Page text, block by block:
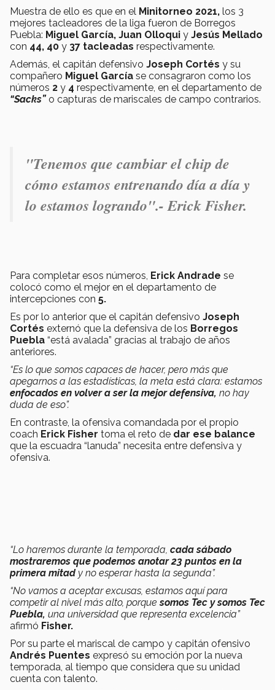
Muestra de ello es que en el Minitorneo 2021, los 3
mejores tacleadores de la liga fueron de Borregos
Puebla: Miguel García, Juan Olloqui y Jesús Mellado
con 44, 40 y 37 tacleadas respectivamente.
Además, el capitán defensivo Joseph Cortés y su
compañero Miguel García se consagraron como los
números 2 y 4 respectivamente, en el departamento de
“Sacks” o capturas de mariscales de campo contrarios.
"Tenemos que cambiar el chip de
cómo estamos entrenando día a día y
lo estamos logrando".- Erick Fisher.
Para completar esos números, Erick Andrade se
colocó como el mejor en el departamento de
intercepciones con 5.
Es por lo anterior que el capitán defensivo Joseph
Cortés externó que la defensiva de los Borregos
Puebla “está avalada” gracias al trabajo de años
anteriores.
“Es lo que somos capaces de hacer, pero más que
apegarnos a las estadísticas, la meta está clara: estamos
enfocados en volver a ser la mejor defensiva, no hay
duda de eso”.
En contraste, la ofensiva comandada por el propio
coach Erick Fisher toma el reto de dar ese balance
que la escuadra “lanuda” necesita entre defensiva y
ofensiva.
“Lo haremos durante la temporada, cada sábado
mostraremos que podemos anotar 23 puntos en la
primera mitady no esperar hasta la segunda”.
“No vamos a aceptar excusas, estamos aquí para
competir al nivel más alto, porquesomos Tec y somos Tec
Puebla, una universidad que representa excelencia”
afirmó Fisher.
Por su parte el mariscal de campo y capitán ofensivo
Andrés Puentes expresó su emoción por la nueva
temporada, al tiempo que considera que su unidad
cuenta con talento.